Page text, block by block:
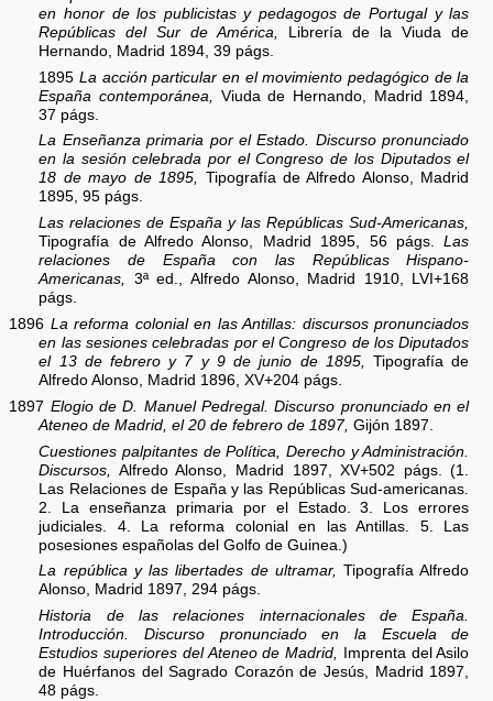
en honor de los publicistas y pedagogos de Portugal y las
Repúblicas del Sur de América,
Librería de la Viuda de
Hernando, Madrid 1894, 39 págs.
1895 La acción particular en el movimiento pedagógico de la
España contemporánea,
Viuda de Hernando, Madrid 1894,
37 págs.
La Enseñanza primaria por el Estado. Discurso pronunciado
en la sesión celebrada por el Congreso de los Diputados el
18 de mayo de 1895, Tipografía de Alfredo Alonso, Madrid
1895, 95 págs.
Las relaciones de España y las Repúblicas Sud-Americanas,
Tipografía de Alfredo Alonso, Madrid 1895, 56 págs.Las
relaciones de España con las Repúblicas Hispano-
Americanas, 3ª ed., Alfredo Alonso, Madrid 1910, LVI+168
págs.
1896 La reforma colonial en las Antillas: discursos pronunciados
en las sesiones celebradas por el Congreso de los Diputados
el 13 de febrero y 7 y 9 de junio de 1895,
Tipografía de
Alfredo Alonso, Madrid 1896, XV+204 págs.
1897 Elogio de D. Manuel Pedregal. Discurso pronunciado en el
Ateneo de Madrid, el 20 de febrero de 1897, Gijón 1897.
Cuestiones palpitantes de Política, Derecho y Administración.
Discursos,
Alfredo Alonso, Madrid 1897, XV+502 págs. (1.
Las Relaciones de España y las Repúblicas Sud-americanas.
2. La enseñanza primaria por el Estado. 3. Los errores
judiciales. 4. La reforma colonial en las Antillas. 5. Las
posesiones españolas del Golfo de Guinea.)
La república y las libertades de ultramar, Tipografía Alfredo
Alonso, Madrid 1897, 294 págs.
Historia de las relaciones internacionales de España.
Introducción. Discurso pronunciado en la Escuela de
Estudios superiores del Ateneo de Madrid, Imprenta del Asilo
de Huérfanos del Sagrado Corazón de Jesús, Madrid 1897,
48 págs.